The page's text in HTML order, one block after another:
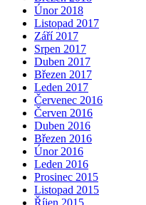
Únor 2018
Listopad 2017
Září 2017
Srpen 2017
Duben 2017
Březen 2017
Leden 2017
Červenec 2016
Červen 2016
Duben 2016
Březen 2016
Únor 2016
Leden 2016
Prosinec 2015
Listopad 2015
Říjen 2015